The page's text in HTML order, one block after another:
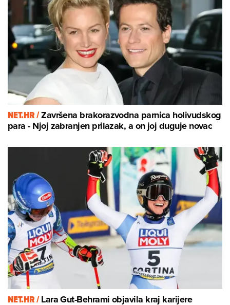
NET.HR /Završena brakorazvodna parnica holivudskog
para - Njoj zabranjen prilazak, a on joj duguje novac
NET.HR /Lara Gut-Behrami objavila kraj karijere